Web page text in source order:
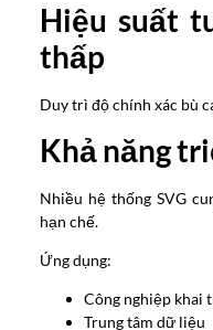
Hiệu suất
thấp
Duy trì độ chính xác bù
Khả năng
Nhiều hệ thống SVG
hạn chế.
Ứng dụng:
Công nghiệp khai
Trung tâm dữ liệu